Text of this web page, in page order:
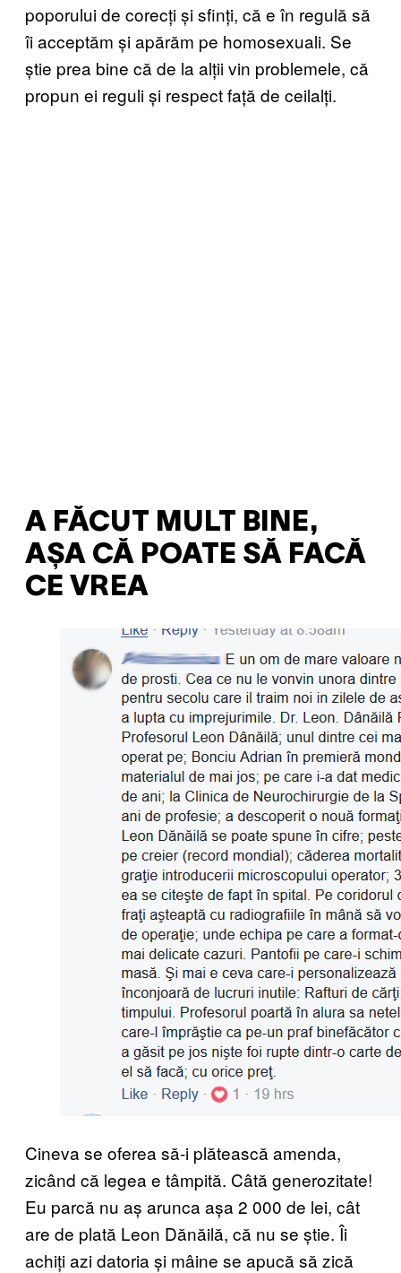
poporului de corecți și sfinți, că e în regulă să
îi acceptăm și apărăm pe homosexuali. Se
știe prea bine că de la alții vin problemele, că
propun ei reguli și respect față de ceilalți.
A FĂCUT MULT BINE,
AȘA CĂ POATE SĂ FACĂ
CE VREA
Cineva se oferea să-i plătească amenda,
zicând că legea e tâmpită. Câtă generozitate!
Eu parcă nu aș arunca așa 2 000 de lei, cât
are de plată Leon Dănăilă, că nu se știe. Îi
achiți azi datoria și mâine se apucă să zică